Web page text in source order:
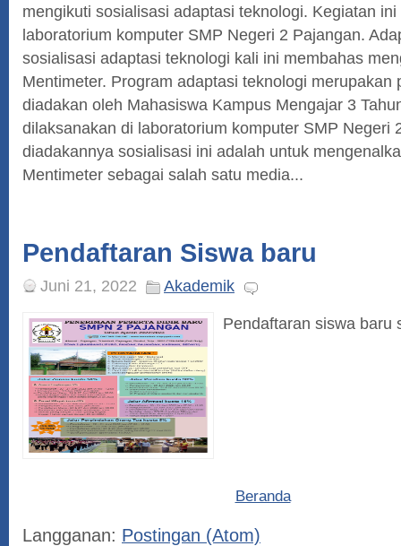
mengikuti sosialisasi adaptasi teknologi. Kegiatan
laboratorium komputer SMP Negeri 2 Pajangan.
sosialisasi adaptasi teknologi kali ini membahas
Mentimeter. Program adaptasi teknologi merupakan
diadakan oleh Mahasiswa Kampus Mengajar 3
dilaksanakan di laboratorium komputer SMP Negeri
diadakannya sosialisasi ini adalah untuk
Mentimeter sebagai salah satu media...
Pendaftaran Siswa baru
Juni 21, 2022
Akademik
Pendaftaran siswa baru
Beranda
Langganan: Postingan (Atom)